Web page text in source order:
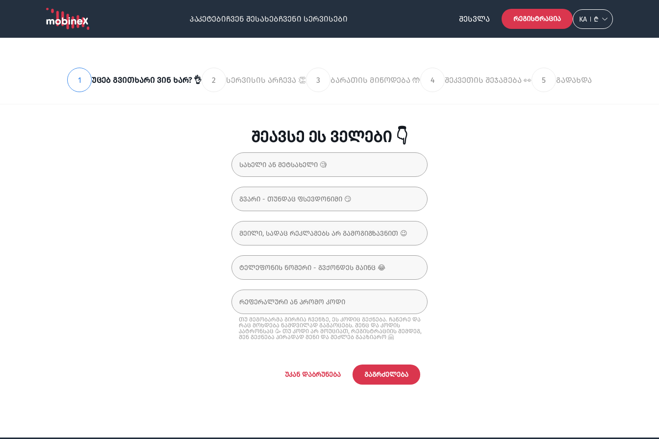
პაკეტებიჩვენ შესახებჩვენი სერვისები ᲨᲔᲡᲕᲚᲐ ᲠᲔᲒᲘᲡᲢᲠᲐᲪᲘᲐ KA ₾
1 უცებ გვითხარი ვინ ხარ? 👌 2 სერვისის არჩევა 👏 3 ბარათის მიწოდება 🤲 4 შეკვეთის შეჯამება 👀 5 გადახდა
შეავსე ეს ველები 👇
თუ მეგობარმა გირჩია ჩვენზე, ეს კოდიც გექნება. ჩაწერე და
რაც მოხდება ნამდვილად გაგაოცებს. შენც და კოდის
პატრონსაც 🥳 თუ კოდი არ მოუციათ, რეგისტრაციის შემდეგ,
შენ გექნება პირადად შენი და შეძლებ გააზიარო 🤗
ᲣᲙᲐᲜ ᲓᲐᲑᲠᲣᲜᲔᲑᲐ ᲒᲐᲒᲠᲫᲔᲚᲔᲑᲐ